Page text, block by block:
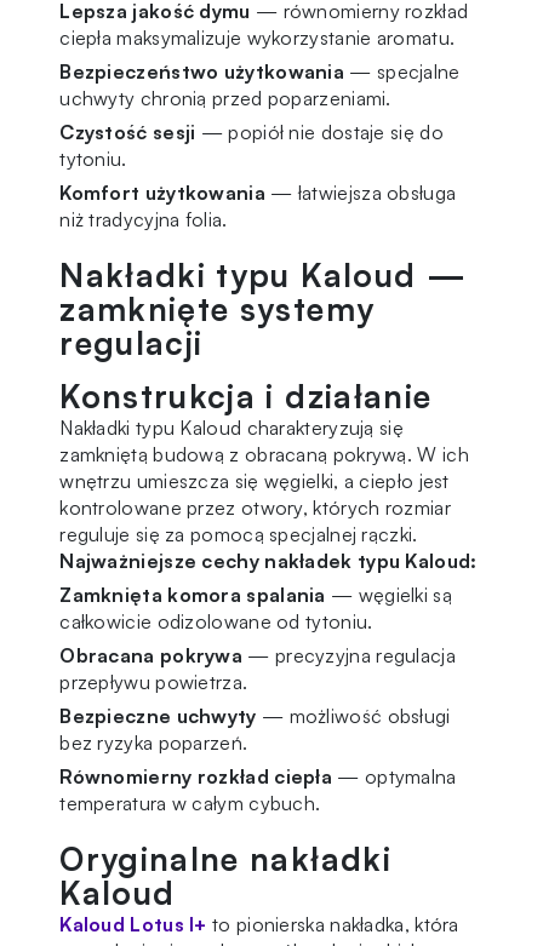
Lepsza jakość dymu — równomierny rozkład
ciepła maksymalizuje wykorzystanie aromatu.
Bezpieczeństwo użytkowania — specjalne
uchwyty chronią przed poparzeniami.
Czystość sesji — popiół nie dostaje się do
tytoniu.
Komfort użytkowania — łatwiejsza obsługa
niż tradycyjna folia.
Nakładki typu Kaloud —
zamknięte systemy
regulacji
Konstrukcja i działanie
Nakładki typu Kaloud charakteryzują się
zamkniętą budową z obracaną pokrywą. W ich
wnętrzu umieszcza się węgielki, a ciepło jest
kontrolowane przez otwory, których rozmiar
reguluje się za pomocą specjalnej rączki.
Najważniejsze cechy nakładek typu Kaloud:
Zamknięta komora spalania — węgielki są
całkowicie odizolowane od tytoniu.
Obracana pokrywa — precyzyjna regulacja
przepływu powietrza.
Bezpieczne uchwyty — możliwość obsługi
bez ryzyka poparzeń.
Równomierny rozkład ciepła — optymalna
temperatura w całym cybuch.
Oryginalne nakładki
Kaloud
Kaloud Lotus I+ to pionierska nakładka, która